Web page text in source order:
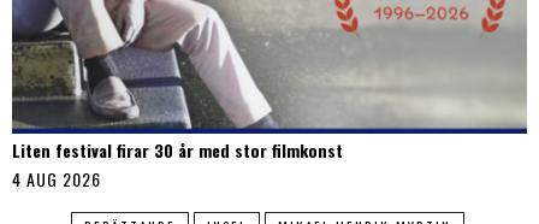
Liten festival firar 30 år med stor filmkonst
4 AUG 2026